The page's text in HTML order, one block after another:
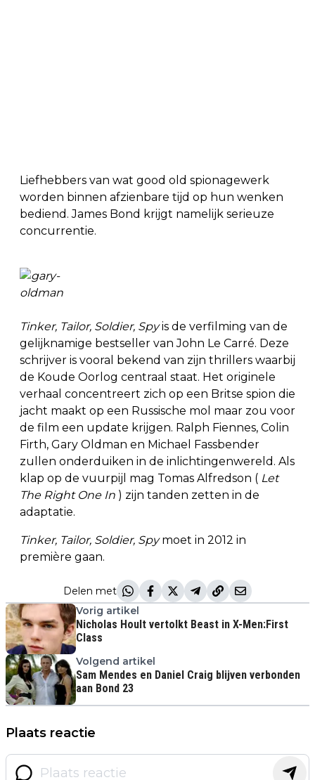
Liefhebbers van wat good old spionagewerk
worden binnen afzienbare tijd op hun wenken
bediend. James Bond krijgt namelijk serieuze
concurrentie.
Tinker, Tailor, Soldier, Spyis de verfilming van de
gelijknamige bestseller van John Le Carré. Deze
schrijver is vooral bekend van zijn thrillers waarbij
de Koude Oorlog centraal staat. Het originele
verhaal concentreert zich op een Britse spion die
jacht maakt op een Russische mol maar zou voor
de film een update krijgen. Ralph Fiennes, Colin
Firth, Gary Oldman en Michael Fassbender
zullen onderduiken in de inlichtingenwereld. Als
klap op de vuurpijl mag Tomas Alfredson ( Let
The Right One In ) zijn tanden zetten in de
adaptatie.
Tinker, Tailor, Soldier, Spymoet in 2012 in
première gaan.
Delen met
Vorig artikel
Nicholas Hoult vertolkt Beast in X-Men:First
Class
Volgend artikel
Sam Mendes en Daniel Craig blijven verbonden
aan Bond 23
Plaats reactie